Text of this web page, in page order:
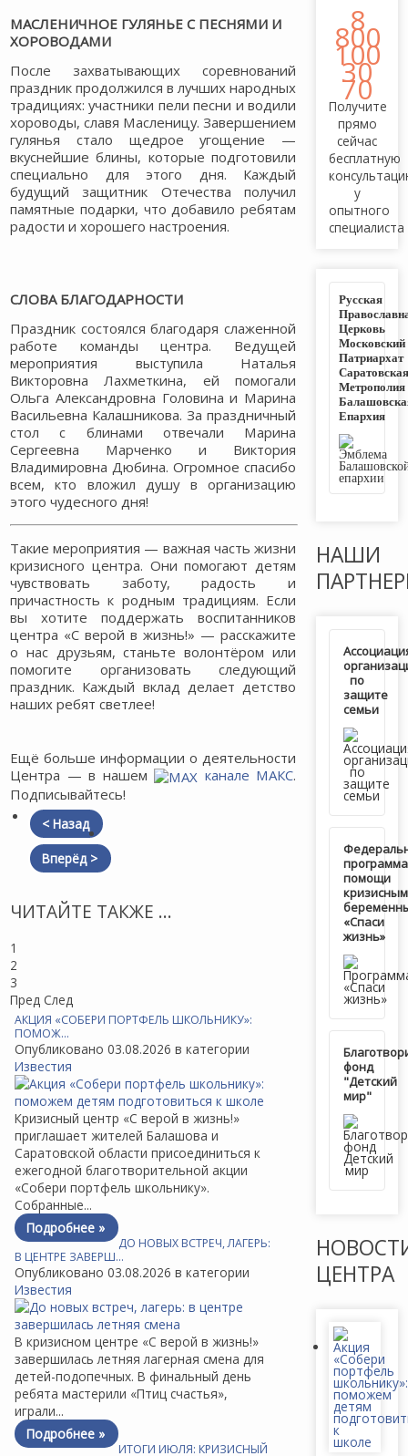
МАСЛЕНИЧНОЕ ГУЛЯНЬЕ С ПЕСНЯМИ И
ХОРОВОДАМИ
После захватывающих соревнований
праздник продолжился в лучших народных
традициях: участники пели песни и водили
хороводы, славя Масленицу. Завершением
гулянья стало щедрое угощение —
вкуснейшие блины, которые подготовили
специально для этого дня. Каждый
будущий защитник Отечества получил
памятные подарки, что добавило ребятам
радости и хорошего настроения.
СЛОВА БЛАГОДАРНОСТИ
Праздник состоялся благодаря слаженной
работе команды центра. Ведущей
мероприятия выступила Наталья
Викторовна Лахметкина, ей помогали
Ольга Александровна Головина и Марина
Васильевна Калашникова. За праздничный
стол с блинами отвечали Марина
Сергеевна Марченко и Виктория
Владимировна Дюбина. Огромное спасибо
всем, кто вложил душу в организацию
этого чудесного дня!
Такие мероприятия — важная часть жизни
кризисного центра. Они помогают детям
чувствовать заботу, радость и
причастность к родным традициям. Если
вы хотите поддержать воспитанников
центра «С верой в жизнь!» — расскажите
о нас друзьям, станьте волонтёром или
помогите организовать следующий
праздник. Каждый вклад делает детство
наших ребят светлее!
Ещё больше информации о деятельности
Центра — в нашем
канале МАКС.
Подписывайтесь!
< Назад
Вперёд >
ЧИТАЙТЕ ТАКЖЕ ...
1
2
3
Пред След
АКЦИЯ «СОБЕРИ ПОРТФЕЛЬ ШКОЛЬНИКУ»:
ПОМОЖ…
Опубликовано 03.08.2026 в категории
Известия
Кризисный центр «С верой в жизнь!»
приглашает жителей Балашова и
Саратовской области присоединиться к
ежегодной благотворительной акции
«Собери портфель школьнику».
Собранные...
Подробнее »
ДО НОВЫХ ВСТРЕЧ, ЛАГЕРЬ:
В ЦЕНТРЕ ЗАВЕРШ…
Опубликовано 03.08.2026 в категории
Известия
В кризисном центре «С верой в жизнь!»
завершилась летняя лагерная смена для
детей-подопечных. В финальный день
ребята мастерили «Птиц счастья»,
играли...
Подробнее »
ИТОГИ ИЮЛЯ: КРИЗИСНЫЙ
8
800
100
30
70
Получите
прямо
сейчас
бесплатную
у
опытного
специалиста
Русская
Церковь
Московский
Патриархат
Саратовская
Метрополия
Епархия
НАШИ
по
защите
семьи
программа
помощи
кризисным
«Спаси
жизнь»
фонд
"Детский
мир"
ЦЕНТРА